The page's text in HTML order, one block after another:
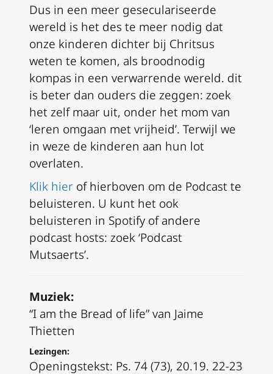
Dus in een meer geseculariseerde
wereld is het des te meer nodig dat
onze kinderen dichter bij Chritsus
weten te komen, als broodnodig
kompas in een verwarrende wereld. dit
is beter dan ouders die zeggen: zoek
het zelf maar uit, onder het mom van
‘leren omgaan met vrijheid’. Terwijl we
in weze de kinderen aan hun lot
overlaten.
Klik hier of hierboven om de Podcast te
beluisteren. U kunt het ook
beluisteren in Spotify of andere
podcast hosts: zoek ‘Podcast
Mutsaerts’.
Muziek:
“I am the Bread of life” van Jaime
Thietten
Lezingen:
Openingstekst: Ps. 74 (73), 20.19. 22-23